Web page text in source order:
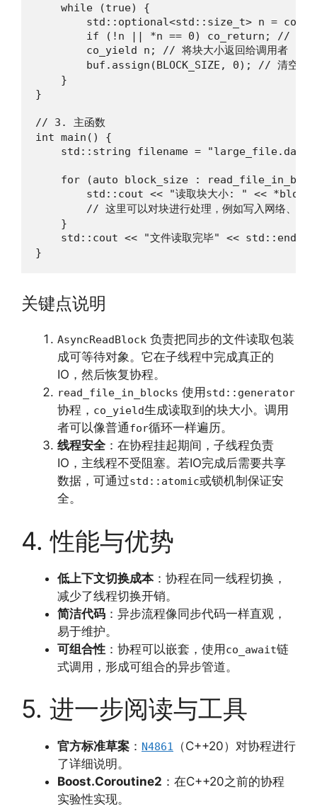
    while (true) {
std::optional<std::size_t> n =
        if (!n || *n == 0) co_return; // EOF
        co_yield n; // 将块大小返回给调用者
buf.assign(BLOCK_SIZE, 0); // 清空缓
    }
}
// 3. 主函数
int main() {
    std::string filename = "large_file.dat";
for (auto block_size :
std::cout << "读取块大小: " <<
// 这里可以对块进行处理，例如写入网络、解
    }
    std::cout << "文件读取完毕" << std::endl;
}
关键点说明
AsyncReadBlock 负责把同步的文件读取包装
成可等待对象。它在子线程中完成真正的
IO，然后恢复协程。
read_file_in_blocks 使用 std::generator
协程， co_yield生成读取到的块大小。调用
者可以像普通for循环一样遍历。
线程安全：在协程挂起期间，子线程负责
IO，主线程不受阻塞。若IO完成后需要共享
数据，可通过std::atomic或锁机制保证安
全。
4. 性能与优势
低上下文切换成本：协程在同一线程切换，
减少了线程切换开销。
简洁代码 ：异步流程像同步代码一样直观，
易于维护。
可组合性 ：协程可以嵌套，使用co_await链
式调用，形成可组合的异步管道。
5. 进一步阅读与工具
官方标准草案 ： N4861
（C++20）对协程进行
了详细说明。
Boost.Coroutine2 ：在C++20之前的协程
实验性实现。